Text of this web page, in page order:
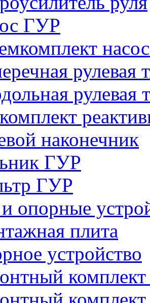
ГУР
рулевая
рулевая
наконечник
ГУР
ГУР
опорные
плита
устройство
комплект